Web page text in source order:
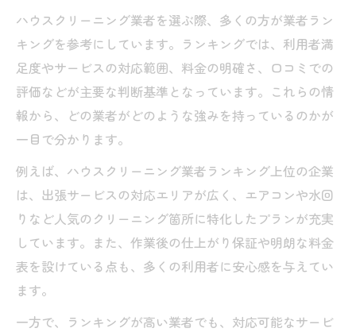
ハウスクリーニング業者を選ぶ際、多くの方が業者ラン
キングを参考にしています。ランキングでは、利用者満
足度やサービスの対応範囲、料金の明確さ、口コミでの
評価などが主要な判断基準となっています。これらの情
報から、どの業者がどのような強みを持っているのかが
一目で分かります。
例えば、ハウスクリーニング業者ランキング上位の企業
は、出張サービスの対応エリアが広く、エアコンや水回
りなど人気のクリーニング箇所に特化したプランが充実
しています。また、作業後の仕上がり保証や明朗な料金
表を設けている点も、多くの利用者に安心感を与えてい
ます。
一方で、ランキングが高い業者でも、対応可能なサービ